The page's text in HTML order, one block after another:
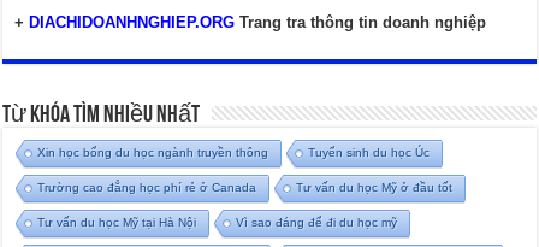
+ DIACHIDOANHNGHIEP.ORG Trang tra thông tin doanh nghiệp
Từ Khóa Tìm Nhiều Nhất
Xin học bổng du học ngành truyền thông Tuyển sinh du học Úc
Trường cao đẳng học phí rẻ ở Canada Tư vấn du học Mỹ ở đầu tốt
Tư vấn du học Mỹ tại Hà Nội Vì sao đáng để đi du học mỹ